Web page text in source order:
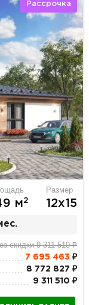
Рассрочка
м2
Размер
12х15
скидки 9 311 510 ₽
7 695 463 ₽
8 772 827 ₽
9 311 510 ₽